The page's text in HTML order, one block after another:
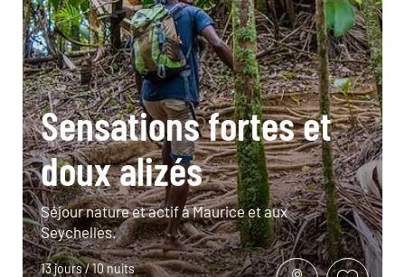
Sensations fortes et
doux alizés
Séjour nature et actif à Maurice et aux
Seychelles.
13 jours / 10 nuits